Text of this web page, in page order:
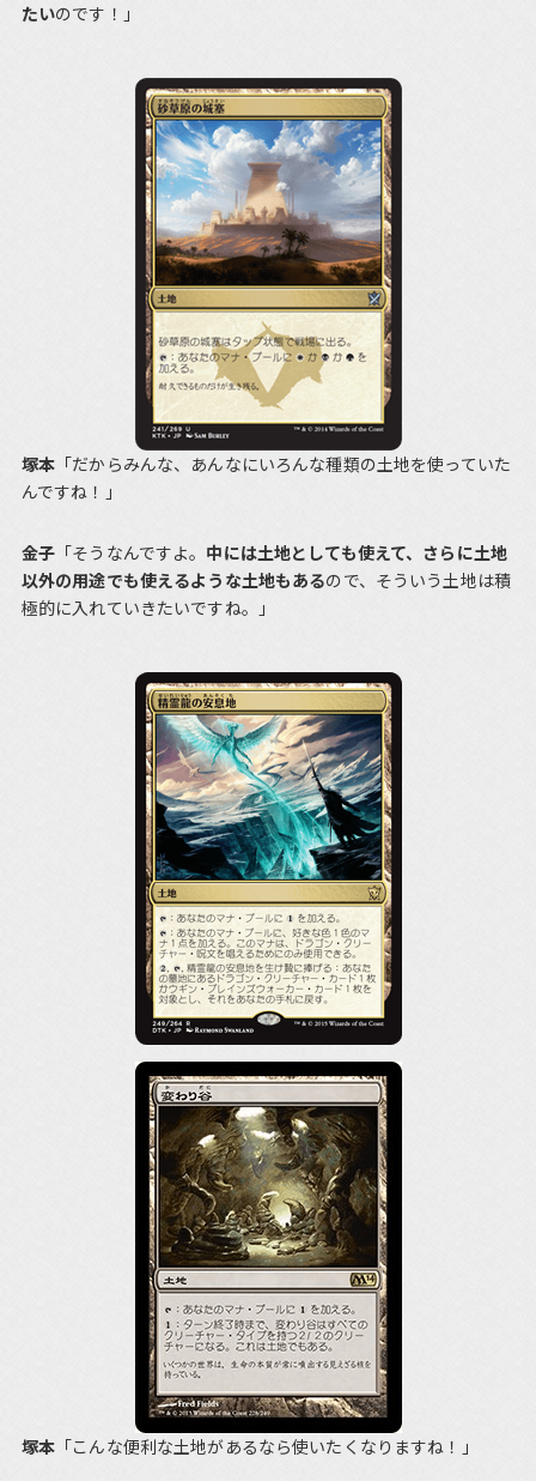
たいのです！」
塚本 「だからみんな、あんなにいろんな種類の土地を使っていた
んですね！」
金子 「そうなんですよ。 中には土地としても使えて、さらに土地
以外の用途でも使えるような土地もあるので、そういう土地は積
極的に入れていきたいですね。」
塚本 「こんな便利な土地があるなら使いたくなりますね！」